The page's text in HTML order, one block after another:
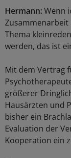
Hermann:Wenn
Zusammenarbeit
Thema
werden, das ist
Mit dem Vertrag
größerer
Hausärzten und
bisher ein
Evaluation der
Kooperation ein